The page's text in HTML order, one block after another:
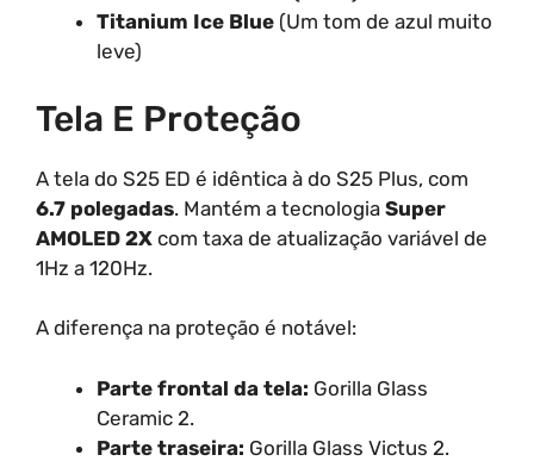
Titanium Ice Blue (Um tom de azul muito
leve)
Tela E Proteção
A tela do S25 ED é idêntica à do S25 Plus, com
6.7 polegadas. Mantém a tecnologia Super
AMOLED 2X com taxa de atualização variável de
1Hz a 120Hz.
A diferença na proteção é notável:
Parte frontal da tela: Gorilla Glass
Ceramic 2.
Parte traseira: Gorilla Glass Victus 2.